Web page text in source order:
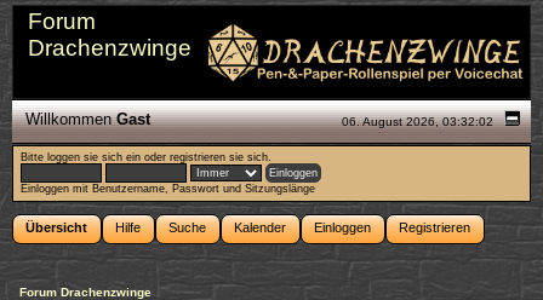
Forum
Drachenzwinge
06. August 2026, 03:32:02
WillkommenGast
Bitte loggen sie sich ein oderregistrieren sie sich.
Einloggen mit Benutzername, Passwort und Sitzungslänge
Übersicht Hilfe Suche Kalender Einloggen Registrieren
Forum Drachenzwinge